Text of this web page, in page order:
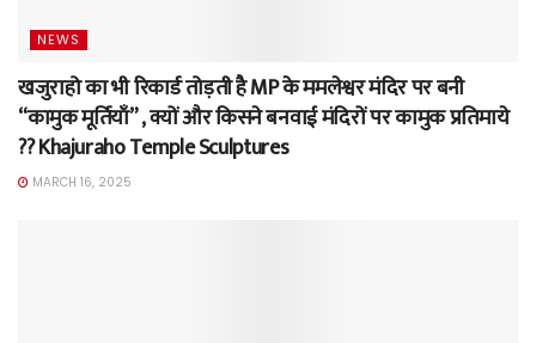
NEWS
खजुराहो का भी रिकार्ड तोड़ती है MP के ममलेश्वर मंदिर पर बनी
“कामुक मूर्तियाँ” , क्यों और किसने बनवाई मंदिरों पर कामुक प्रतिमाये
?? Khajuraho Temple Sculptures
MARCH 16, 2025